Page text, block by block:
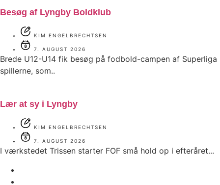
Besøg af Lyngby Boldklub
KIM ENGELBRECHTSEN
7. AUGUST 2026
Brede U12-U14 fik besøg på fodbold-campen af Superliga
spillerne, som..
Lær at sy i Lyngby
KIM ENGELBRECHTSEN
7. AUGUST 2026
I værkstedet Trissen starter FOF små hold op i efteråret...